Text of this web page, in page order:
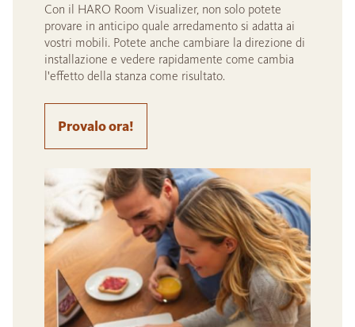
Con il HARO Room Visualizer, non solo potete
provare in anticipo quale arredamento si adatta ai
vostri mobili. Potete anche cambiare la direzione di
installazione e vedere rapidamente come cambia
l'effetto della stanza come risultato.
Provalo ora!